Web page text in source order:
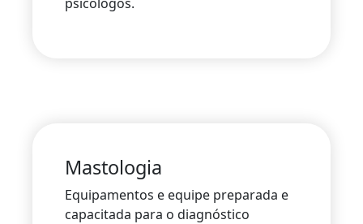
Mastologia
Equipamentos e equipe preparada e
capacitada para o diagnóstico